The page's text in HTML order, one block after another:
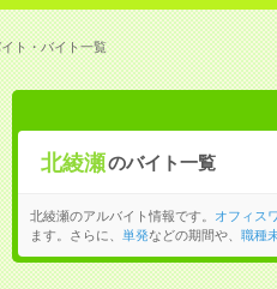
ト・バイト一覧
北綾瀬のバイト一覧
北綾瀬のアルバイト情報です。 オフィス
ます。さらに、
単発などの期間や、 職種